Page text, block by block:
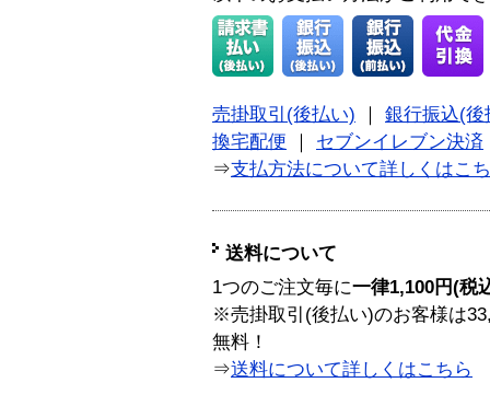
売掛取引(後払い)
銀行振込(後
換宅配便
セブンイレブン決済
⇒支払方法について詳しくはこ
送料について
1つのご注文毎に一律1,100円(税
※売掛取引(後払い)のお客様は
無料！
⇒送料について詳しくはこちら